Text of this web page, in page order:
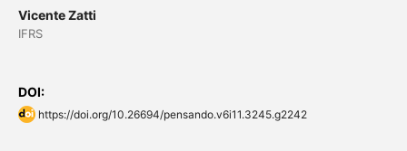
Vicente Zatti
IFRS
DOI:
https://doi.org/10.26694/pensando.v6i11.3245.g2242